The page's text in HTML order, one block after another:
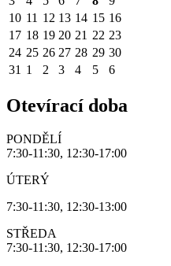
10 11 12 13 14 15 16
17 18 19 20 21 22 23
24 25 26 27 28 29 30
31 1 2 3 4 5 6
Otevírací doba
PONDĚLÍ
7:30-11:30, 12:30-17:00
ÚTERÝ
7:30-11:30, 12:30-13:00
STŘEDA
7:30-11:30, 12:30-17:00